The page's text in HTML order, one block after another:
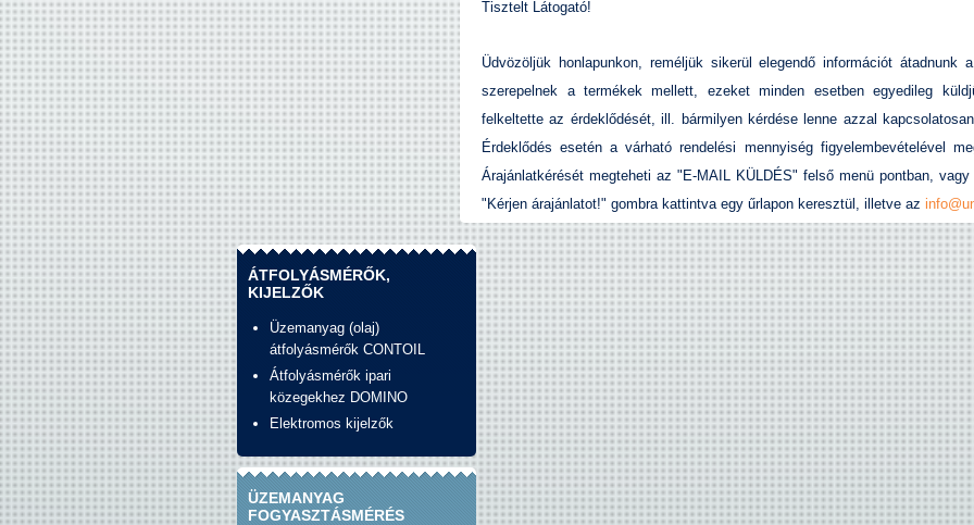
Tisztelt Látogató!
Üdvözöljük honlapunkon, reméljük sikerül elegendő információt átadnunk
szerepelnek a termékek mellett, ezeket minden esetben egyedileg
felkeltette az érdeklődését, ill. bármilyen kérdése lenne azzal
Érdeklődés esetén a várható rendelési mennyiség figyelembevételével
Árajánlatkérését megteheti az "E-MAIL KÜLDÉS" felső menü pontban,
"Kérjen árajánlatot!" gombra kattintva egy űrlapon keresztül, illetve az
ÁTFOLYÁSMÉRŐK,
KIJELZŐK
Üzemanyag (olaj)
átfolyásmérők CONTOIL
Átfolyásmérők ipari
közegekhez DOMINO
Elektromos kijelzők
ÜZEMANYAG
FOGYASZTÁSMÉRÉS